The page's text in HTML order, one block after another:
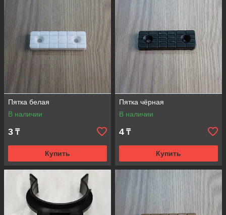
Пятка белая
В наличии
3 ₸
Купить
Пятка чёрная
В наличии
4 ₸
Купить